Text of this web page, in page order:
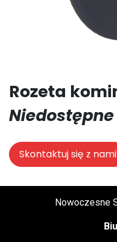
Rozeta
Skontaktuj się z nami
Nowoczesne